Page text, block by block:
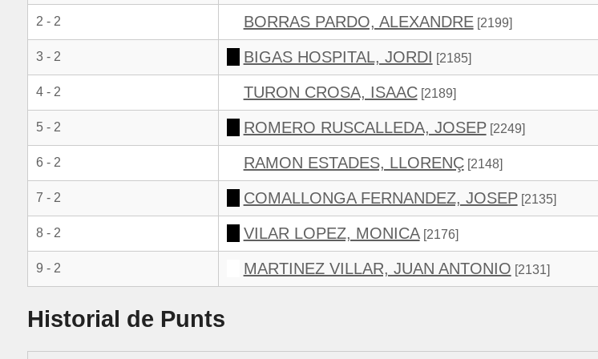
2 - 2 BORRAS PARDO, ALEXANDRE[2199]
3 - 2 BIGAS HOSPITAL, JORDI [2185]
4 - 2 TURON CROSA, ISAAC[2189]
5 - 2 ROMERO RUSCALLEDA, JOSEP[2249]
6 - 2 RAMON ESTADES, LLORENÇ[2148]
7 - 2 COMALLONGA FERNANDEZ, JOSEP[2135]
8 - 2 VILAR LOPEZ, MONICA[2176]
9 - 2 MARTINEZ VILLAR, JUAN ANTONIO [2131]
Historial de Punts